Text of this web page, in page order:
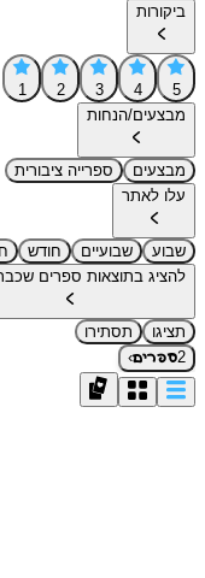
ביקורות
5
4
3
2
1
מבצעים/הנחות
מבצעים
ספרייה ציבורית
עלו לאתר
שבוע שבועיים חודש
להציג בתוצאות ספרים
תציגו
תסתירו
2ספרים›